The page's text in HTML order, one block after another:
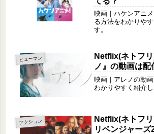
映画｜ハケンアニ
る方法をわかりや
す。
ヒューマン
Netflix(ネトフ
ノ』の動画は配
映画｜アレノの動
わかりやすく紹介し
アクション
Netflix(ネトフ
リベンジャーズ